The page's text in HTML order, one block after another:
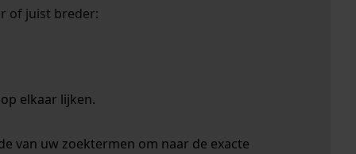
of juist breder:
elkaar lijken.
van uw zoektermen om naar de exacte